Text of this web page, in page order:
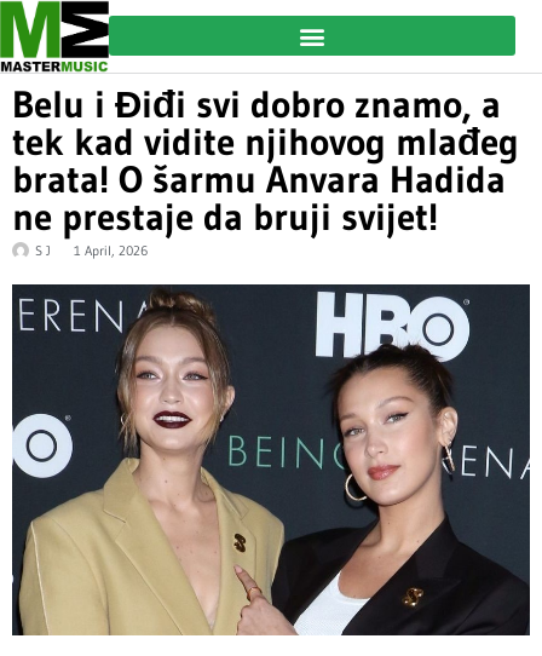
Belu i Điđi svi dobro znamo, a
tek kad vidite njihovog mlađeg
brata! O šarmu Anvara Hadida
ne prestaje da bruji svijet!
S J 1 April, 2026